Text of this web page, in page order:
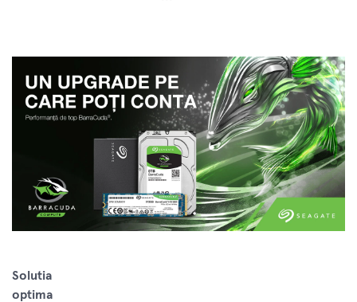
Solutia
optima